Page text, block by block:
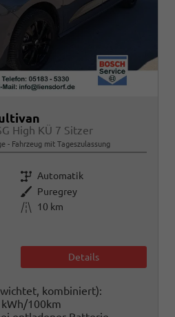
High KÜ 7 Sitzer
Fahrzeug mit Tageszulassung
Getriebe Automatik
Außenfarbe Puregrey
Kilometerstand
10 km
Details
kombiniert):
100km